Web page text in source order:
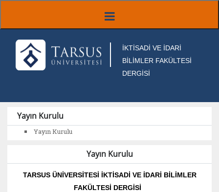
İKTİSADİ VE İDARİ
BİLİMLER FAKÜLTESİ
DERGİSİ
Yayın Kurulu
Yayın Kurulu
Yayın Kurulu
TARSUS ÜNİVERSİTESİ İKTİSADİ VE İDARİ BİLİMLER
FAKÜLTESİ DERGİSİ